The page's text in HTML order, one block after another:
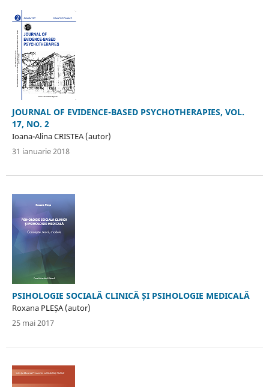
JOURNAL OF EVIDENCE-BASED PSYCHOTHERAPIES, VOL.
17, NO. 2
Ioana-Alina CRISTEA (autor)
31 ianuarie 2018
PSIHOLOGIE SOCIALĂ CLINICĂ ȘI PSIHOLOGIE MEDICALĂ
Roxana PLEȘA (autor)
25 mai 2017